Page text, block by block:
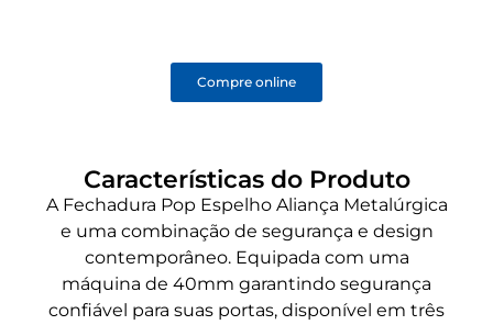
Compre online
Características do Produto
A Fechadura Pop Espelho Aliança Metalúrgica
e uma combinação de segurança e design
contemporâneo. Equipada com uma
máquina de 40mm garantindo segurança
confiável para suas portas, disponível em três